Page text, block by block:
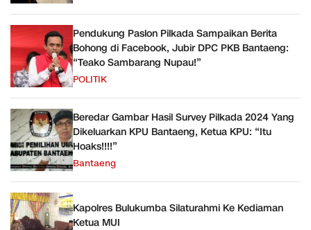
Pendukung Paslon Pilkada Sampaikan Berita
Bohong di Facebook, Jubir DPC PKB Bantaeng:
“Teako Sambarang Nupau!”
POLITIK
Beredar Gambar Hasil Survey Pilkada 2024 Yang
Dikeluarkan KPU Bantaeng, Ketua KPU: “Itu
Hoaks!!!!”
Bantaeng
Kapolres Bulukumba Silaturahmi Ke Kediaman
Ketua MUI